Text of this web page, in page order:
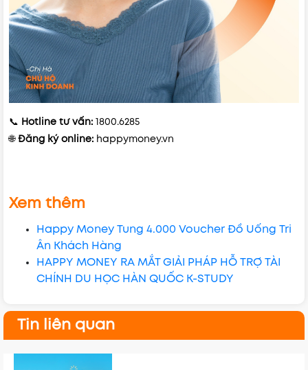
📞 Hotline tư vấn: 1800.6285
🌐 Đăng ký online: happymoney.vn
Xem thêm
Happy Money Tung 4.000 Voucher Đồ Uống Tri
Ân Khách Hàng
HAPPY MONEY RA MẮT GIẢI PHÁP HỖ TRỢ TÀI
CHÍNH DU HỌC HÀN QUỐC K-STUDY
Tin liên quan